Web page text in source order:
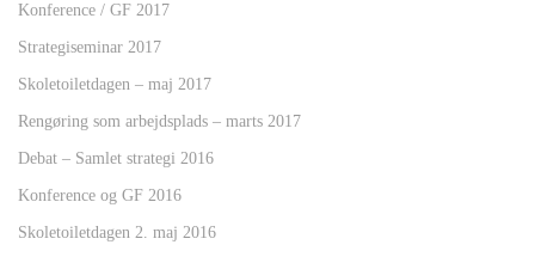
Konference / GF 2017
Strategiseminar 2017
Skoletoiletdagen – maj 2017
Rengøring som arbejdsplads – marts 2017
Debat – Samlet strategi 2016
Konference og GF 2016
Skoletoiletdagen 2. maj 2016